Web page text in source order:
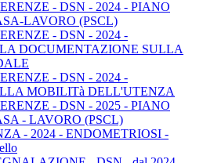
- DSN - 2024 - PIANO
LAVORO (PSCL)
- DSN - 2024 -
DOCUMENTAZIONE SULLA
- DSN - 2024 -
MOBILITà DELL'UTENZA
- DSN - 2025 - PIANO
- LAVORO (PSCL)
- 2024 - ENDOMETRIOSI -